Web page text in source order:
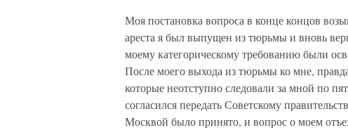
Моя постановка вопроса в конце концов
ареста я был выпущен из тюрьмы и вновь
моему категорическому требованию были
После моего выхода из тюрьмы ко мне,
которые неотступно следовали за мной по
согласился передать Советскому
Москвой было принято, и вопрос о моем